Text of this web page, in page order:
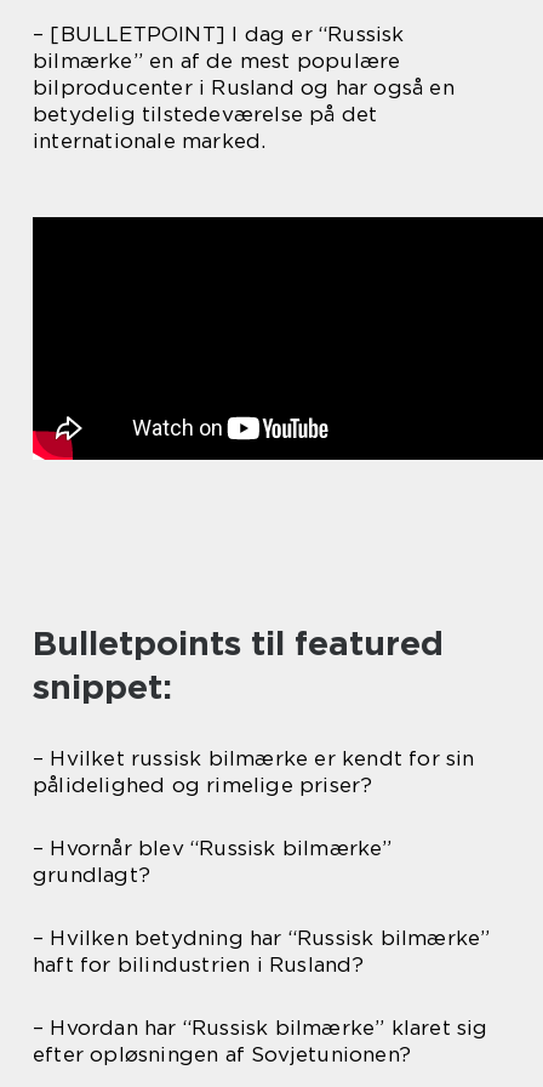
– [BULLETPOINT] I dag er “Russisk
bilmærke” en af de mest populære
bilproducenter i Rusland og har også en
betydelig tilstedeværelse på det
internationale marked.
Bulletpoints til featured
snippet:
– Hvilket russisk bilmærke er kendt for sin
pålidelighed og rimelige priser?
– Hvornår blev “Russisk bilmærke”
grundlagt?
– Hvilken betydning har “Russisk bilmærke”
haft for bilindustrien i Rusland?
– Hvordan har “Russisk bilmærke” klaret sig
efter opløsningen af Sovjetunionen?